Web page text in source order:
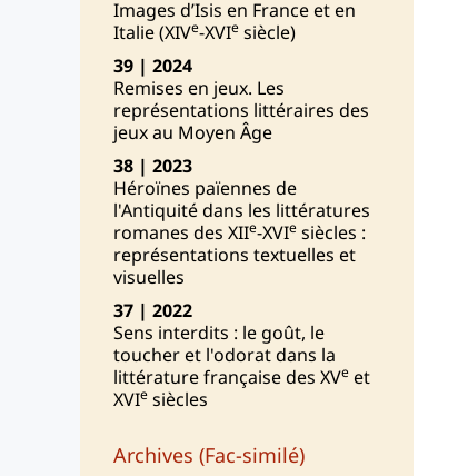
Images d’Isis en France et en
Italie (XIVe-XVIe siècle)
39 | 2024
Remises en jeux. Les
représentations littéraires des
jeux au Moyen Âge
38 | 2023
Héroïnes païennes de
l'Antiquité dans les littératures
romanes des XIIe-XVIe siècles :
représentations textuelles et
visuelles
37 | 2022
Sens interdits : le goût, le
toucher et l'odorat dans la
littérature française des XVe et
XVIe siècles
Archives (Fac-similé)